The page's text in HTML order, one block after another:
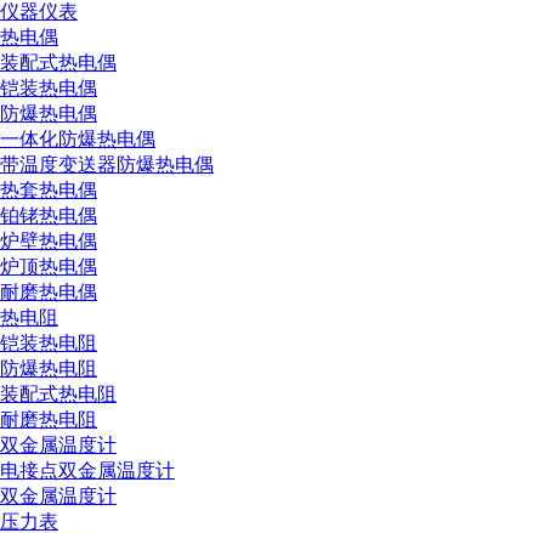
仪器仪表
热电偶
装配式热电偶
铠装热电偶
防爆热电偶
一体化防爆热电偶
带温度变送器防爆热电偶
热套热电偶
铂铑热电偶
炉壁热电偶
炉顶热电偶
耐磨热电偶
热电阻
铠装热电阻
防爆热电阻
装配式热电阻
耐磨热电阻
双金属温度计
电接点双金属温度计
双金属温度计
压力表